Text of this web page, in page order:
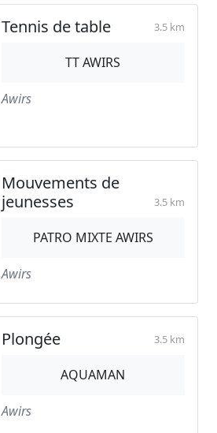
Tennis de table 3.5 km
TT AWIRS
Awirs
Mouvements de
jeunesses
3.5 km
PATRO MIXTE AWIRS
Awirs
Plongée 3.5 km
AQUAMAN
Awirs